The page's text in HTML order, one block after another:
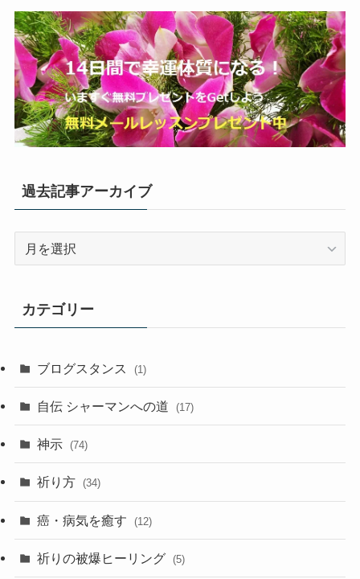
過去記事アーカイブ
ア
カ
ブ
カテゴリー
ブログスタンス (1)
自伝 シャーマンへの道 (17)
神示 (74)
祈り方 (34)
癌・病気を癒す (12)
祈りの被爆ヒーリング (5)